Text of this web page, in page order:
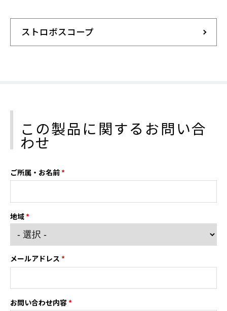
ストロボスコープ
この製品に関するお問い合
わせ
ご所属・お名前*
地域*
メールアドレス *
お問い合わせ内容*